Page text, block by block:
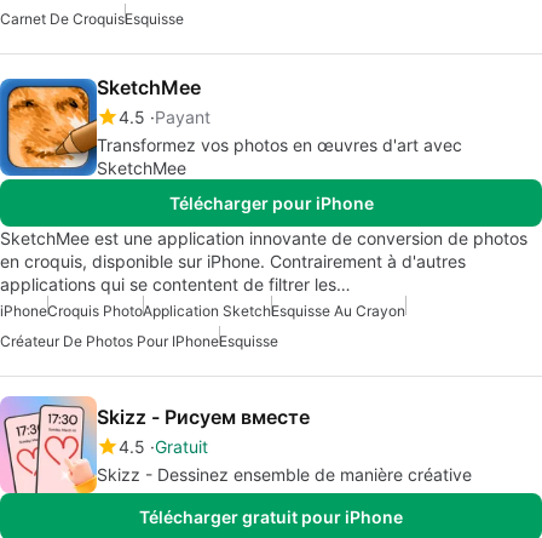
Carnet De CroquisEsquisse
SketchMee
4.5 Payant
Transformez vos photos en œuvres d'art avec
SketchMee
Télécharger pour iPhone
SketchMee est une application innovante de conversion de photos
en croquis, disponible sur iPhone. Contrairement à d'autres
applications qui se contentent de filtrer les…
iPhoneCroquis PhotoApplication SketchEsquisse Au Crayon
Créateur De Photos Pour IPhoneEsquisse
Skizz - Рисуем вместе
4.5 Gratuit
Skizz - Dessinez ensemble de manière créative
Télécharger gratuit pour iPhone